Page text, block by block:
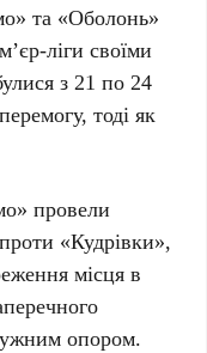
та «Оболонь»
ліги своїми
з21 по 24
тоді як
провели
«Кудрівки»,
місця в
опором.